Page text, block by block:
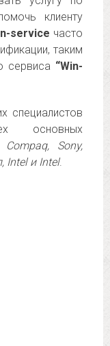
клиенту
service часто
таким
сервиса “Win-
специалистов
основных
Sony,
Intel и Intel.